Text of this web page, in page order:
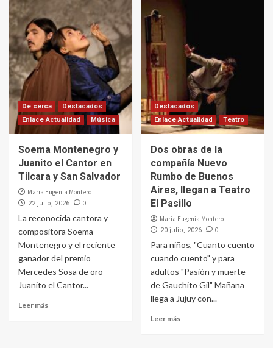
De cerca
Destacados
Enlace Actualidad
Música
Soema Montenegro y
Juanito el Cantor en
Tilcara y San Salvador
Maria Eugenia Montero
22 julio, 2026 0
La reconocida cantora y
compositora Soema
Montenegro y el reciente
ganador del premio
Mercedes Sosa de oro
Juanito el Cantor...
Leer más
Destacados
Enlace Actualidad
Teatro
Dos obras de la
compañía Nuevo
Rumbo de Buenos
Aires, llegan a Teatro
El Pasillo
Maria Eugenia Montero
20 julio, 2026 0
Para niños, "Cuanto cuento
cuando cuento" y para
adultos "Pasión y muerte
de Gauchito Gil" Mañana
llega a Jujuy con...
Leer más